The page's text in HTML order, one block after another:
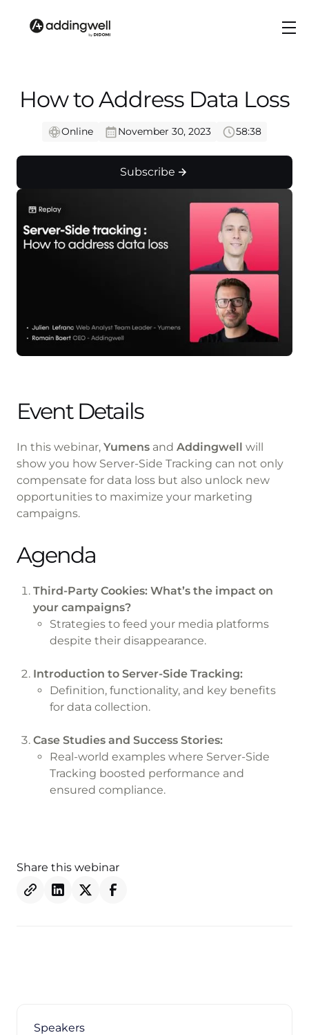
How to Address Data Loss
Online November 30, 2023 58:38
Subscribe
Speakers
Event Details
In this webinar, Yumens and Addingwell will
show you how Server-Side Tracking can not only
compensate for data loss but also unlock new
opportunities to maximize your marketing
campaigns.
Agenda
Third-Party Cookies: What’s the impact on
your campaigns?
Strategies to feed your media platforms
despite their disappearance.
Introduction to Server-Side Tracking:
Definition, functionality, and key benefits
for data collection.
Case Studies and Success Stories:
Real-world examples where Server-Side
Tracking boosted performance and
ensured compliance.
Share this webinar